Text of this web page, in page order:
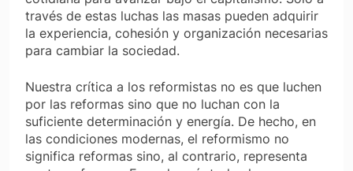
través de estas luchas las masas pueden adquirir
la experiencia, cohesión y organización necesarias
para cambiar la sociedad.
Nuestra crítica a los reformistas no es que luchen
por las reformas sino que no luchan con la
suficiente determinación y energía. De hecho, en
las condiciones modernas, el reformismo no
significa reformas sino, al contrario, representa